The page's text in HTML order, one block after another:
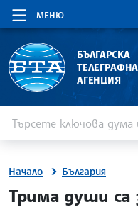
МЕНЮ
БЪЛГАРСКА
ТЕЛЕГРАФНА
АГЕНЦИЯ
Начало България
site.bta
Трима души са